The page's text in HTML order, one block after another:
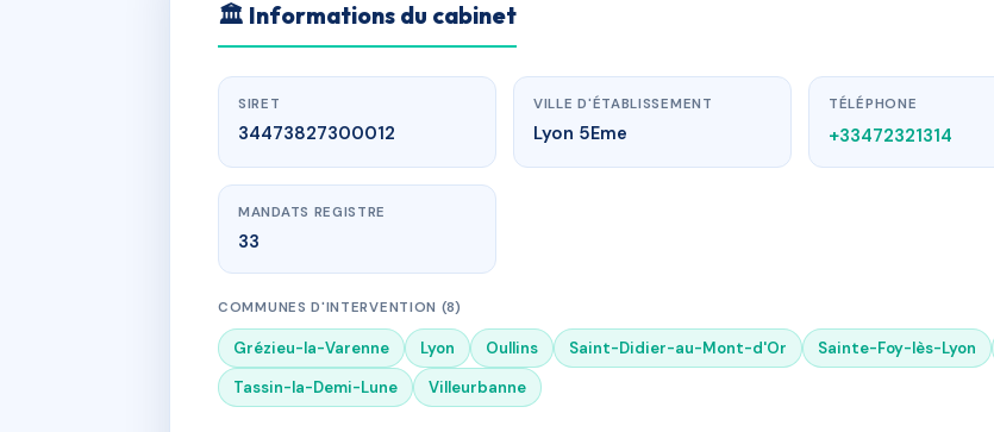
🏛 Informations du cabinet
SIRET
34473827300012
VILLE D'ÉTABLISSEMENT
Lyon 5Eme
TÉLÉPHONE
+33472321314
MANDATS REGISTRE
33
COMMUNES D'INTERVENTION (8)
Grézieu-la-Varenne Lyon Oullins Saint-Didier-au-Mont-d'Or Sainte-Foy-lès-Lyon
Tassin-la-Demi-Lune
Villeurbanne